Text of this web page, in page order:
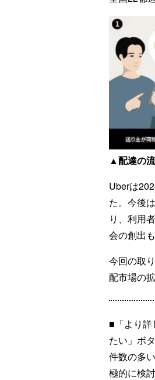
▲配達の
Uberは
た。今後
り、利用
会の創出
今回の取
配市場の
■「より詳
たい」ボ
件数の多
極的に検討